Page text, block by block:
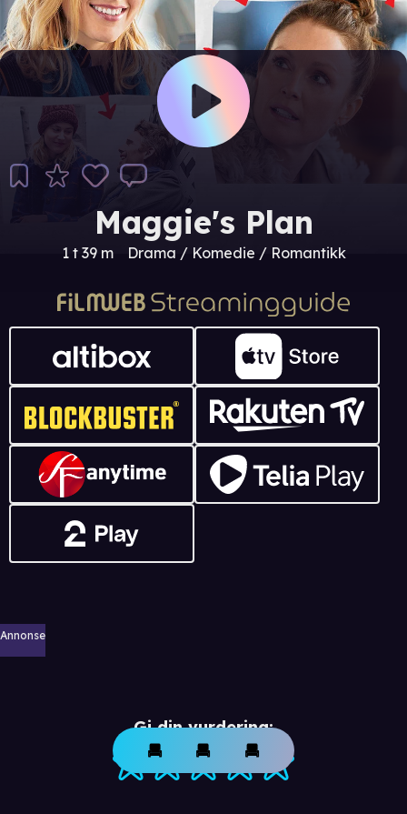
Maggie's Plan
1 t 39 m Drama / Komedie / Romantikk
Annonse
Gi din vurdering: